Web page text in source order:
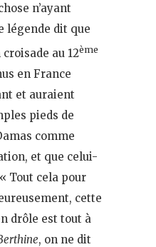
n’ayant
légende dit que
au 12ème
en France
et auraient
pieds de
comme
et que celui-
Tout cela pour
cette
drôle est tout à
, on ne dit